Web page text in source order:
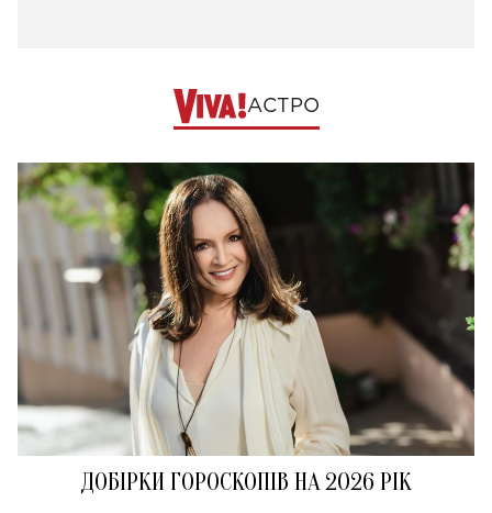
АСТРО
ДОБІРКИ ГОРОСКОПІВ НА 2026 РІК